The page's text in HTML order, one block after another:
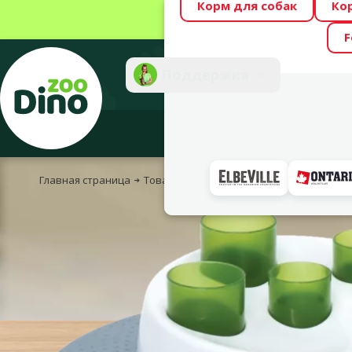
Весь месяц
Фотоконкурс
Корм для собак
Главная страница Товары для кошек Игрушки, лестницы